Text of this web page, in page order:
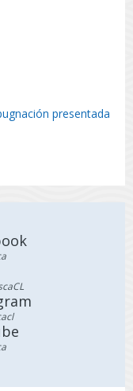
presentada